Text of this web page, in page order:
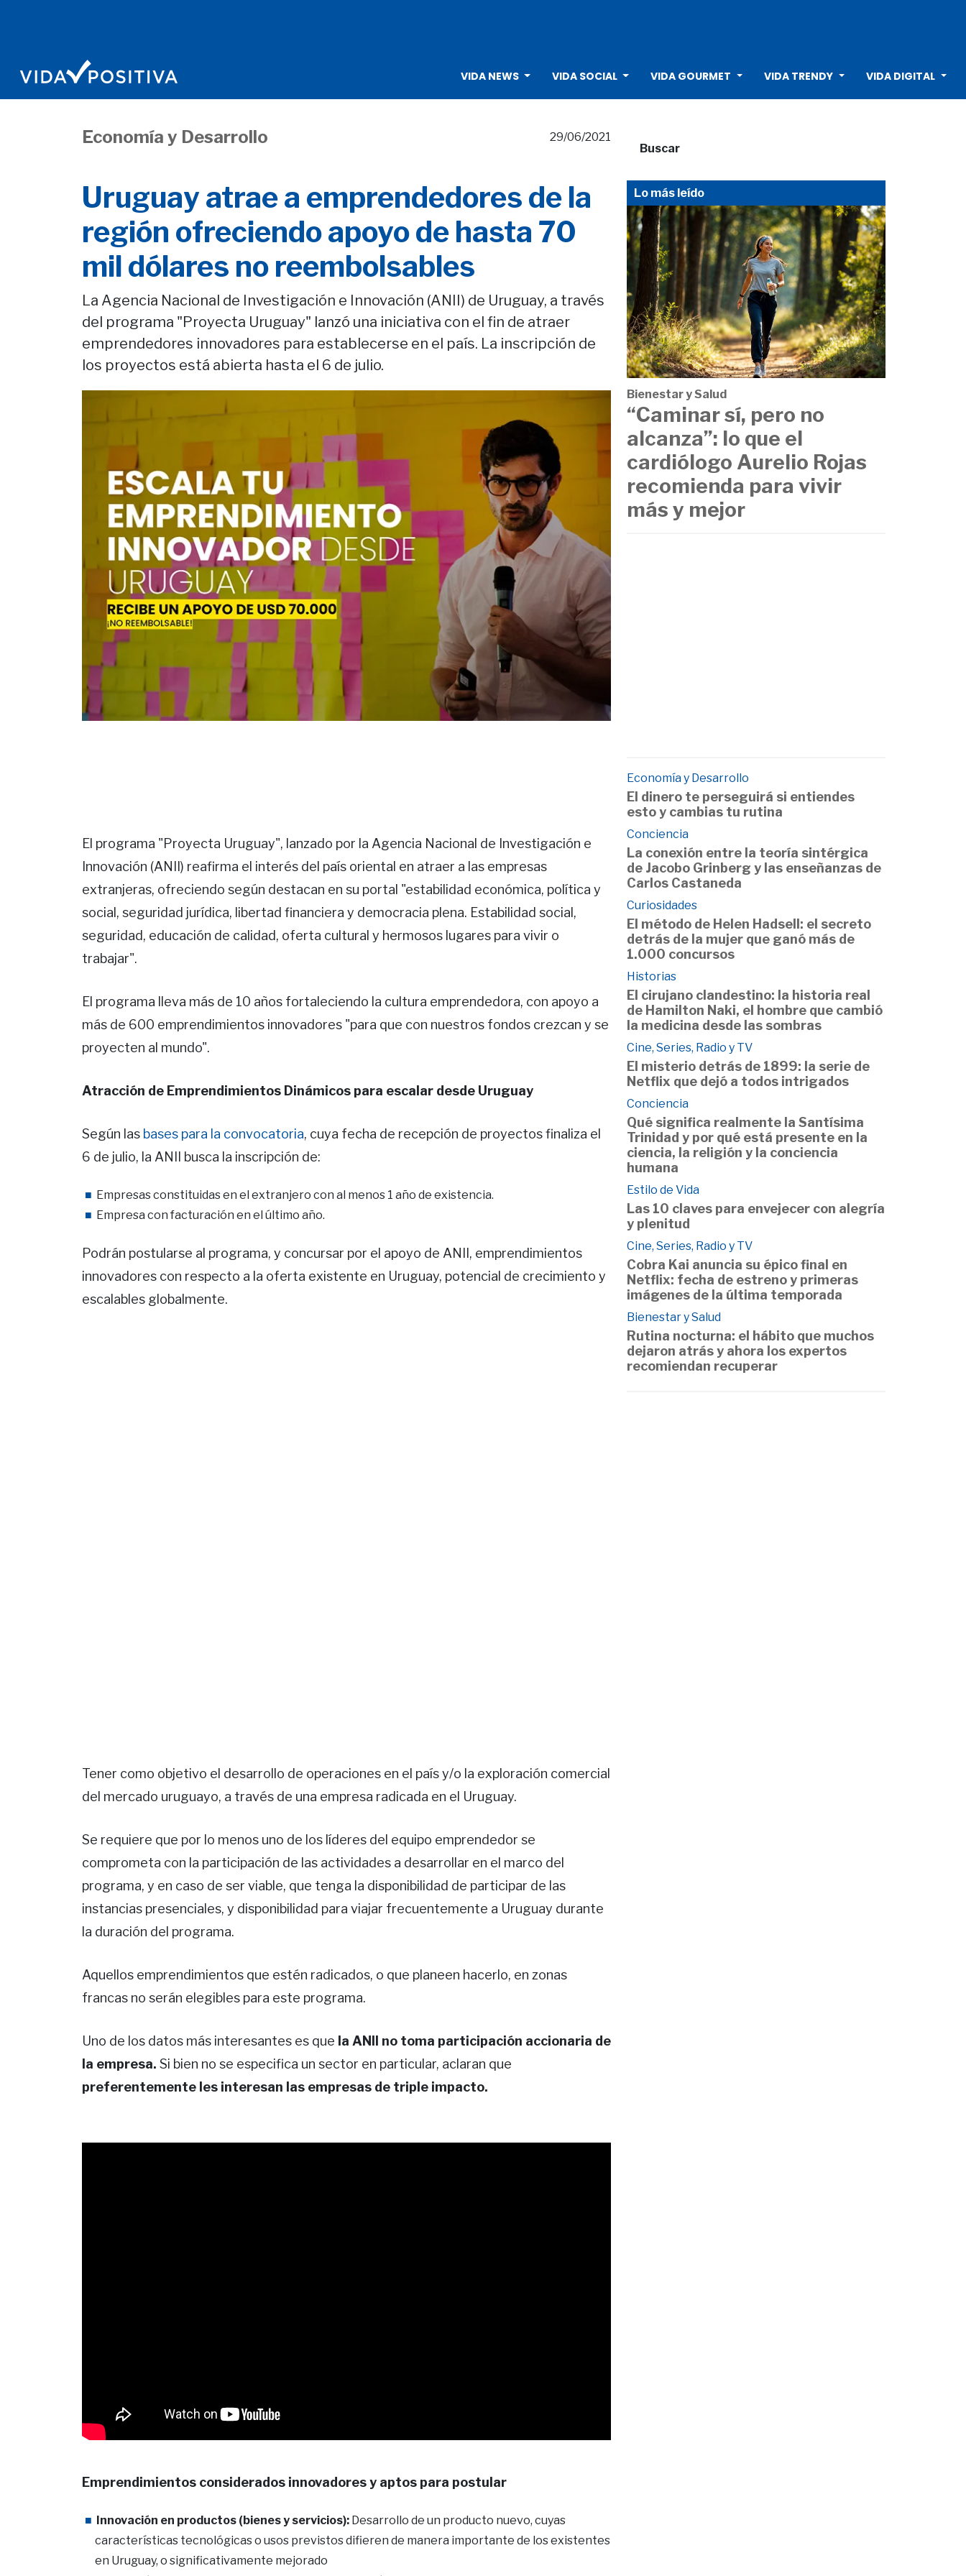
VIDA NEWS VIDA SOCIAL VIDA GOURMET VIDA TRENDY VIDA DIGITAL
Economía y Desarrollo 29/06/2021
Uruguay atrae a emprendedores de la
región ofreciendo apoyo de hasta 70
mil dólares no reembolsables
La Agencia Nacional de Investigación e Innovación (ANII) de Uruguay, a través
del programa "Proyecta Uruguay" lanzó una iniciativa con el fin de atraer
emprendedores innovadores para establecerse en el país. La inscripción de
los proyectos está abierta hasta el 6 de julio.
El programa "Proyecta Uruguay", lanzado por la Agencia Nacional de Investigación e
Innovación (ANII) reafirma el interés del país oriental en atraer a las empresas
extranjeras, ofreciendo según destacan en su portal "estabilidad económica, política y
social, seguridad jurídica, libertad financiera y democracia plena. Estabilidad social,
seguridad, educación de calidad, oferta cultural y hermosos lugares para vivir o
trabajar".
El programa lleva más de 10 años fortaleciendo la cultura emprendedora, con apoyo a
más de 600 emprendimientos innovadores "para que con nuestros fondos crezcan y se
proyecten al mundo".
Atracción de Emprendimientos Dinámicos para escalar desde Uruguay
Según las bases para la convocatoria, cuya fecha de recepción de proyectos finaliza el
6 de julio, la ANII busca la inscripción de:
Empresas constituidas en el extranjero con al menos 1 año de existencia.
Empresa con facturación en el último año.
Podrán postularse al programa, y concursar por el apoyo de ANII, emprendimientos
innovadores con respecto a la oferta existente en Uruguay, potencial de crecimiento y
escalables globalmente.
Tener como objetivo el desarrollo de operaciones en el país y/o la exploración comercial
del mercado uruguayo, a través de una empresa radicada en el Uruguay.
Se requiere que por lo menos uno de los líderes del equipo emprendedor se
comprometa con la participación de las actividades a desarrollar en el marco del
programa, y en caso de ser viable, que tenga la disponibilidad de participar de las
instancias presenciales, y disponibilidad para viajar frecuentemente a Uruguay durante
la duración del programa.
Aquellos emprendimientos que estén radicados, o que planeen hacerlo, en zonas
francas no serán elegibles para este programa.
Uno de los datos más interesantes es que la ANII no toma participación accionaria de
la empresa. Si bien no se especifica un sector en particular, aclaran que
preferentemente les interesan las empresas de triple impacto.
Emprendimientos considerados innovadores y aptos para postular
Innovación en productos (bienes y servicios):Desarrollo de un producto nuevo, cuyas
características tecnológicas o usos previstos difieren de manera importante de los existentes
en Uruguay, o significativamente mejorado
Buscar
Lo más leído
Bienestar y Salud
“Caminar sí, pero no
alcanza”: lo que el
cardiólogo Aurelio Rojas
recomienda para vivir
más y mejor
Economía y Desarrollo
El dinero te perseguirá si entiendes
esto y cambias tu rutina
Conciencia
La conexión entre la teoría sintérgica
de Jacobo Grinberg y las enseñanzas de
Carlos Castaneda
Curiosidades
El método de Helen Hadsell: el secreto
detrás de la mujer que ganó más de
1.000 concursos
Historias
El cirujano clandestino: la historia real
de Hamilton Naki, el hombre que cambió
la medicina desde las sombras
Cine, Series, Radio y TV
El misterio detrás de 1899: la serie de
Netflix que dejó a todos intrigados
Conciencia
Qué significa realmente la Santísima
Trinidad y por qué está presente en la
ciencia, la religión y la conciencia
humana
Estilo de Vida
Las 10 claves para envejecer con alegría
y plenitud
Cine, Series, Radio y TV
Cobra Kai anuncia su épico final en
Netflix: fecha de estreno y primeras
imágenes de la última temporada
Bienestar y Salud
Rutina nocturna: el hábito que muchos
dejaron atrás y ahora los expertos
recomiendan recuperar